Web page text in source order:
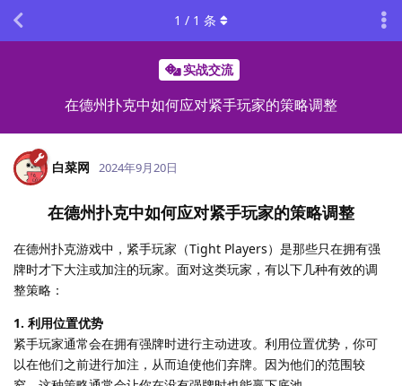
实战交流
在德州扑克中如何应对紧手玩家的策略调整
1 / 1 条
白菜网 2024年9月20日
在德州扑克中如何应对紧手玩家的策略调整
在德州扑克游戏中，紧手玩家（Tight Players）是那些只在拥有强
牌时才下大注或加注的玩家。面对这类玩家，有以下几种有效的调
整策略：
1. 利用位置优势
紧手玩家通常会在拥有强牌时进行主动进攻。利用位置优势，你可
以在他们之前进行加注，从而迫使他们弃牌。因为他们的范围较